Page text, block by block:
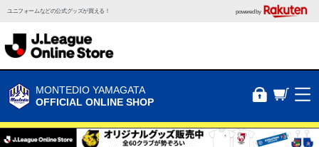
ユニフォームなどの公式グッズが買える！ powered by
MONTEDIO YAMAGATA
OFFICIAL ONLINE SHOP